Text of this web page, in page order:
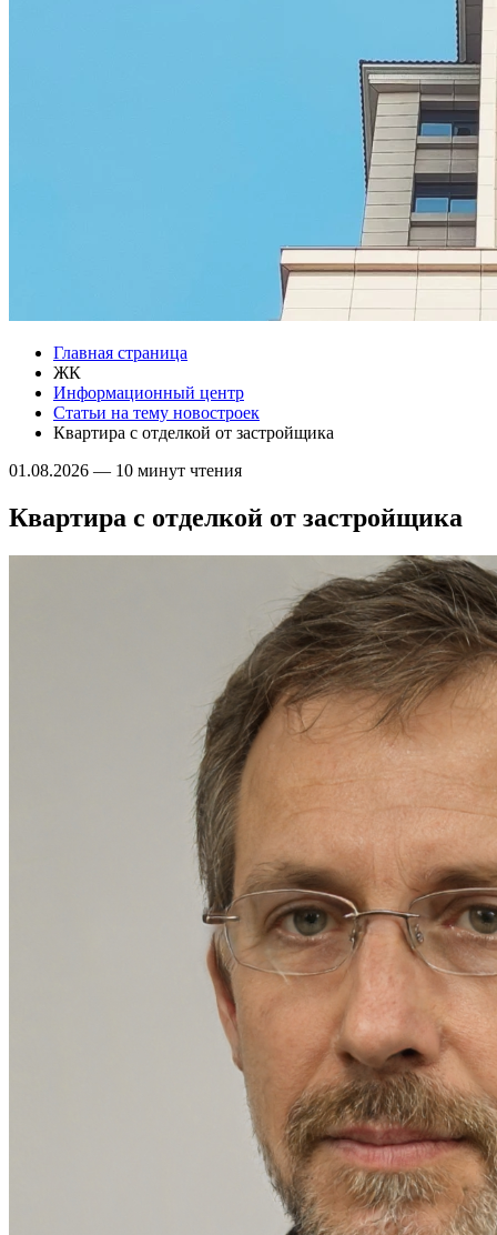
Главная страница
ЖК
Информационный центр
Статьи на тему новостроек
Квартира с отделкой от застройщика
01.08.2026 — 10 минут чтения
Квартира с отделкой от застройщика